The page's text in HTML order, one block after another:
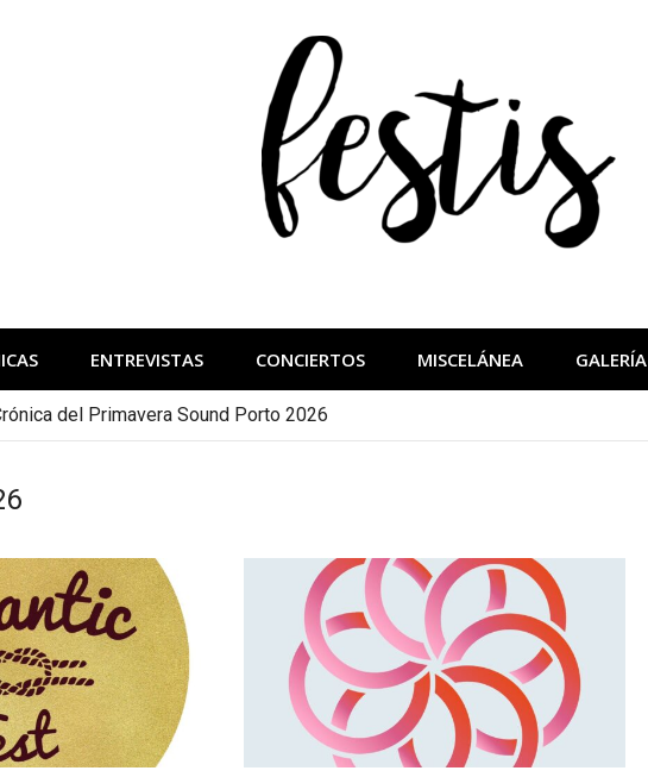
ENTREVISTAS CONCIERTOS MISCELÁNEA GALERÍA
del Primavera Sound Porto 2026